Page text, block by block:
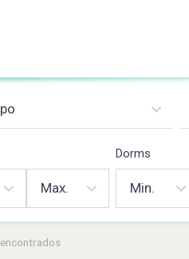
Dorms
encontrados